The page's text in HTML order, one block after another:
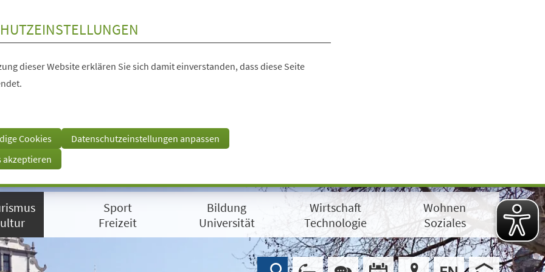
dieser Website erklären Sie sich damit einverstanden, dass diese Seite
Cookies
Datenschutzeinstellungen anpassen
akzeptieren
Sport
Freizeit
Bildung
Universität
Wirtschaft
Technologie
Wohnen
Soziales